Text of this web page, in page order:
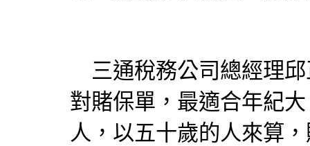
三通稅務公司總經理
對賭保單，最適合年紀
人，以五十歲的人來算